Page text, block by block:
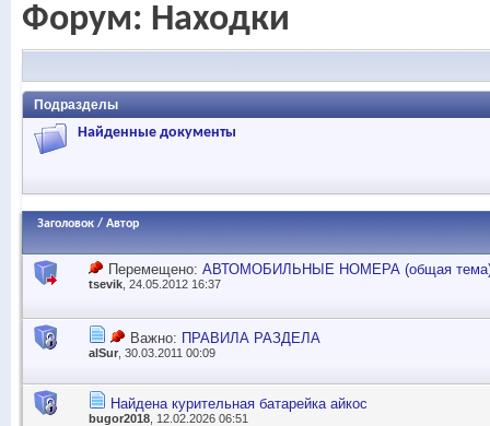
Форум: Находки
Подразделы
Найденные документы
Заголовок / Автор
Перемещено: АВТОМОБИЛЬНЫЕ НОМЕРА (общая
tsevik , 24.05.2012 16:37
Важно: ПРАВИЛА РАЗДЕЛА
alSur, 30.03.2011 00:09
Найдена курительная батарейка айкос
bugor2018 , 12.02.2026 06:51